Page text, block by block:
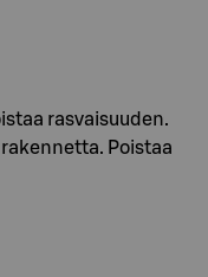
rasvaisuuden.
Poistaa